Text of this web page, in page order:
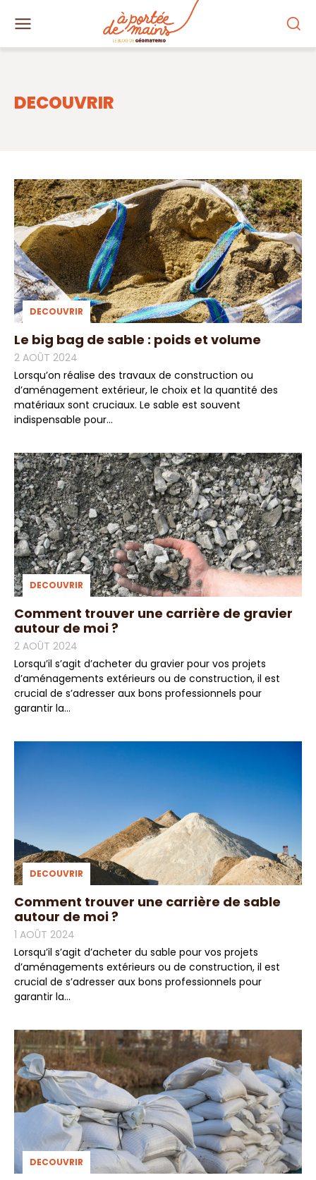
DECOUVRIR
DECOUVRIR
Le big bag de sable : poids et volume
2 AOÛT 2024
Lorsqu’on réalise des travaux de construction ou
d’aménagement extérieur, le choix et la quantité des
matériaux sont cruciaux. Le sable est souvent
indispensable pour...
DECOUVRIR
Comment trouver une carrière de gravier
autour de moi ?
2 AOÛT 2024
Lorsqu’il s’agit d’acheter du gravier pour vos projets
d’aménagements extérieurs ou de construction, il est
crucial de s’adresser aux bons professionnels pour
garantir la...
DECOUVRIR
Comment trouver une carrière de sable
autour de moi ?
1 AOÛT 2024
Lorsqu’il s’agit d’acheter du sable pour vos projets
d’aménagements extérieurs ou de construction, il est
crucial de s’adresser aux bons professionnels pour
garantir la...
DECOUVRIR